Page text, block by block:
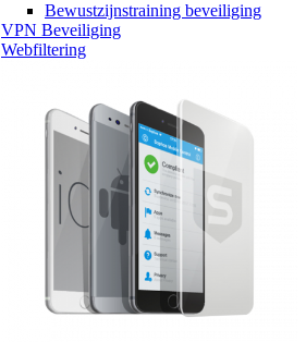
Bewustzijnstraining beveiliging
VPN Beveiliging
Webfiltering